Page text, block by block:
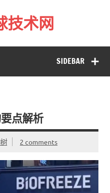
技术网
SIDEBAR
点解析
2 comments